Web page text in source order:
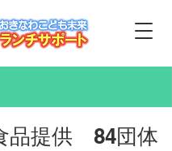
品提供 84団体